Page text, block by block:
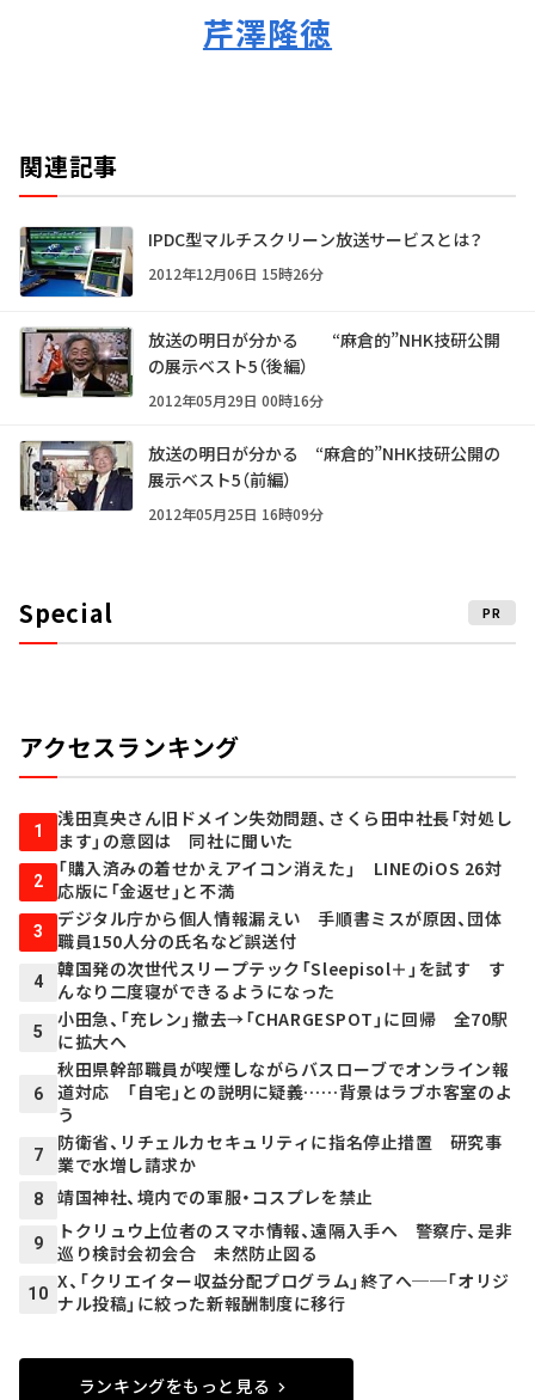
芹澤隆徳
関連記事
IPDC型マルチスクリーン放送サービスとは？
2012年12月06日 15時26分
放送の明日が分かる “麻倉的”NHK技研公開
の展示ベスト5（後編）
2012年05月29日 00時16分
放送の明日が分かる “麻倉的”NHK技研公開の
展示ベスト5（前編）
2012年05月25日 16時09分
Special PR
アクセスランキング
1
浅田真央さん旧ドメイン失効問題、さくら田中社長「対処し
ます」の意図は 同社に聞いた
2
「購入済みの着せかえアイコン消えた」 LINEのiOS 26対
応版に「金返せ」と不満
3
デジタル庁から個人情報漏えい 手順書ミスが原因、団体
職員150人分の氏名など誤送付
4
韓国発の次世代スリープテック「Sleepisol＋」を試す す
んなり二度寝ができるようになった
5
小田急、「充レン」撤去→「CHARGESPOT」に回帰 全70駅
に拡大へ
6
秋田県幹部職員が喫煙しながらバスローブでオンライン報
道対応 「自宅」との説明に疑義……背景はラブホ客室のよ
う
7
防衛省、リチェルカセキュリティに指名停止措置 研究事
業で水増し請求か
8 靖国神社、境内での軍服・コスプレを禁止
9
トクリュウ上位者のスマホ情報、遠隔入手へ 警察庁、是非
巡り検討会初会合 未然防止図る
10
X、「クリエイター収益分配プログラム」終了へ──「オリジ
ナル投稿」に絞った新報酬制度に移行
ランキングをもっと見る